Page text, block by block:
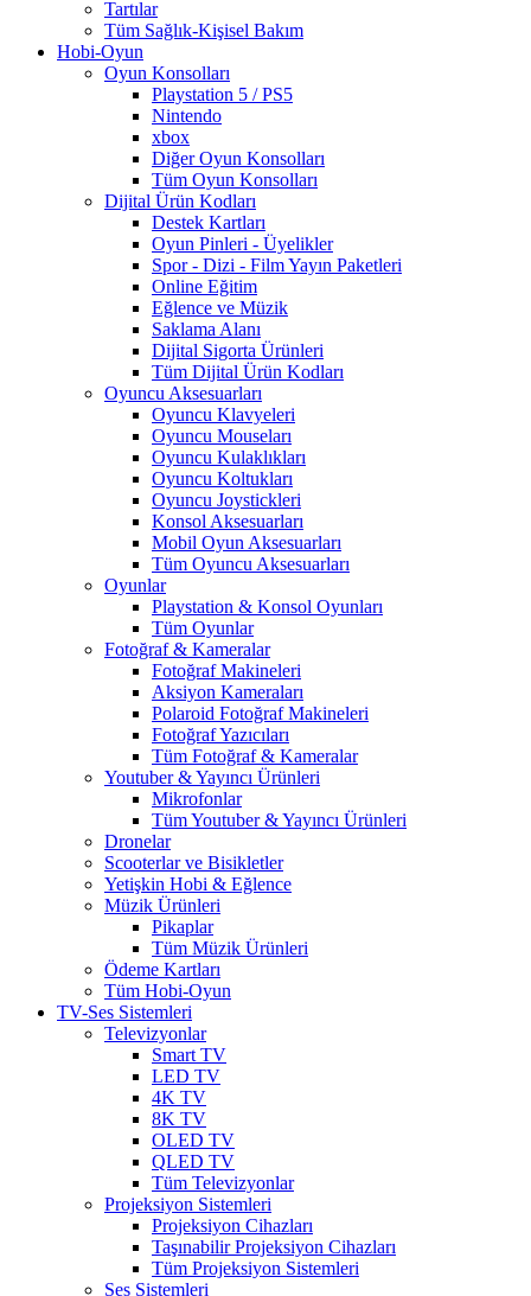
Tartılar
Tüm Sağlık-Kişisel Bakım
Hobi-Oyun
Oyun Konsolları
Playstation 5 / PS5
Nintendo
xbox
Diğer Oyun Konsolları
Tüm Oyun Konsolları
Dijital Ürün Kodları
Destek Kartları
Oyun Pinleri - Üyelikler
Spor - Dizi - Film Yayın Paketleri
Online Eğitim
Eğlence ve Müzik
Saklama Alanı
Dijital Sigorta Ürünleri
Tüm Dijital Ürün Kodları
Oyuncu Aksesuarları
Oyuncu Klavyeleri
Oyuncu Mouseları
Oyuncu Kulaklıkları
Oyuncu Koltukları
Oyuncu Joystickleri
Konsol Aksesuarları
Mobil Oyun Aksesuarları
Tüm Oyuncu Aksesuarları
Oyunlar
Playstation & Konsol Oyunları
Tüm Oyunlar
Fotoğraf & Kameralar
Fotoğraf Makineleri
Aksiyon Kameraları
Polaroid Fotoğraf Makineleri
Fotoğraf Yazıcıları
Tüm Fotoğraf & Kameralar
Youtuber & Yayıncı Ürünleri
Mikrofonlar
Tüm Youtuber & Yayıncı Ürünleri
Dronelar
Scooterlar ve Bisikletler
Yetişkin Hobi & Eğlence
Müzik Ürünleri
Pikaplar
Tüm Müzik Ürünleri
Ödeme Kartları
Tüm Hobi-Oyun
TV-Ses Sistemleri
Televizyonlar
Smart TV
LED TV
4K TV
8K TV
OLED TV
QLED TV
Tüm Televizyonlar
Projeksiyon Sistemleri
Projeksiyon Cihazları
Taşınabilir Projeksiyon Cihazları
Tüm Projeksiyon Sistemleri
Ses Sistemleri